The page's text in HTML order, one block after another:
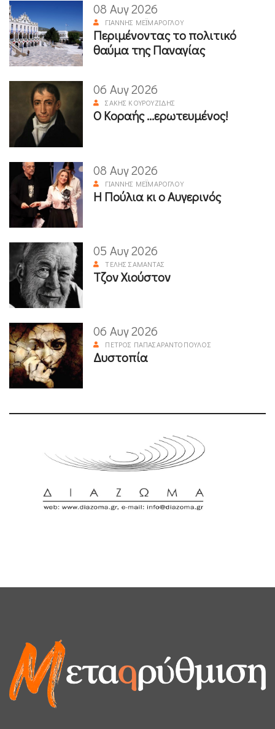
08 Αυγ 2026
ΓΙΆΝΝΗΣ ΜΕΪΜΆΡΟΓΛΟΥ
Περιμένοντας το πολιτικό
θαύμα της Παναγίας
06 Αυγ 2026
ΣΆΚΗΣ ΚΟΥΡΟΥΖΊΔΗΣ
Ο Κοραής ...ερωτευμένος!
08 Αυγ 2026
ΓΙΆΝΝΗΣ ΜΕΪΜΆΡΟΓΛΟΥ
Η Πούλια κι ο Αυγερινός
05 Αυγ 2026
ΤΈΛΗΣ ΣΑΜΑΝΤΆΣ
Τζον Χιούστον
06 Αυγ 2026
ΠΈΤΡΟΣ ΠΑΠΑΣΑΡΑΝΤΌΠΟΥΛΟΣ
Δυστοπία